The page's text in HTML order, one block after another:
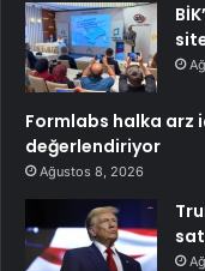
Formlabs halka arz
değerlendiriyor
Ağustos 8, 2026